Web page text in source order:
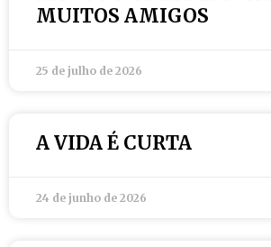
MUITOS AMIGOS
25 de julho de 2026
A VIDA É CURTA
24 de junho de 2026